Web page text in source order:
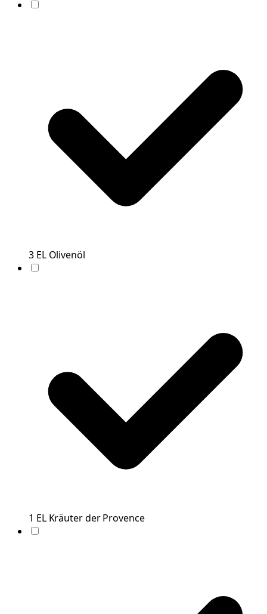
3 EL Olivenöl
1 EL Kräuter der Provence